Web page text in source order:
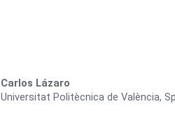
Carlos Lázaro
Universitat Politècnica de València,